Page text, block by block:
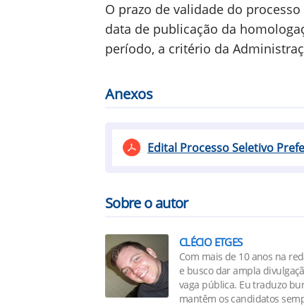
O prazo de validade do
data de publicação da
período, a critério da
Anexos
Edital Processo Seletivo
Sobre o autor
CLÉCIO ETGES
Com mais de 10 anos na
e busco dar ampla
vaga pública. Eu traduzo
mantêm os candidatos